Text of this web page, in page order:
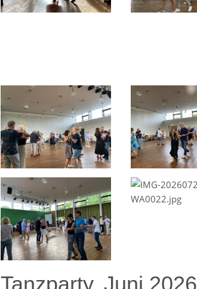
Tanzparty, Juni 2026